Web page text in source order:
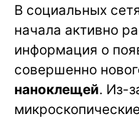
В социальных
начала активно
информация о
совершенно
наноклещей. Из-